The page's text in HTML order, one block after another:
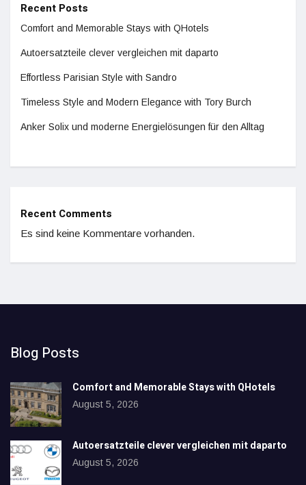
Recent Posts
Comfort and Memorable Stays with QHotels
Autoersatzteile clever vergleichen mit daparto
Effortless Parisian Style with Sandro
Timeless Style and Modern Elegance with Tory Burch
Anker Solix und moderne Energielösungen für den Alltag
Recent Comments
Es sind keine Kommentare vorhanden.
Blog Posts
Comfort and Memorable Stays with QHotels
August 5, 2026
Autoersatzteile clever vergleichen mit daparto
August 5, 2026